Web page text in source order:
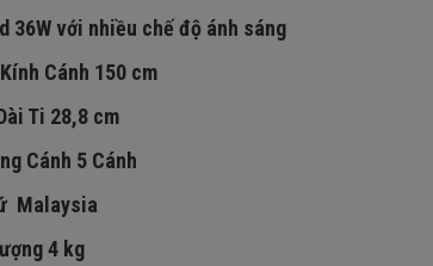
36W với nhiều chế độ ánh sáng
Cánh 150 cm
Ti 28,8 cm
Cánh 5 Cánh
Malaysia
4 kg